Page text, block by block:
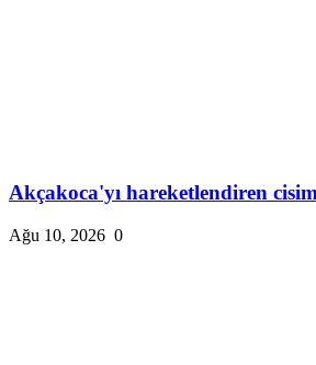
Akçakoca'yı hareketlendiren
Ağu 10, 2026 0